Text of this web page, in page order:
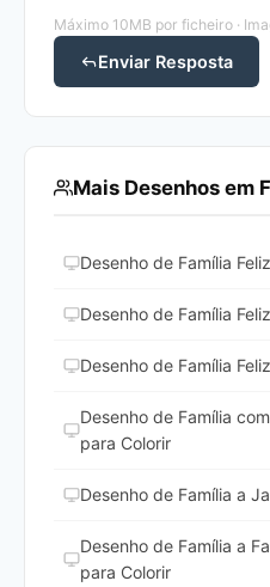
Máximo 10MB por ficheiro ·
Enviar Resposta
Mais Desenhos em
Desenho de Família
Desenho de Família
Desenho de Família
Desenho de Família
para Colorir
Desenho de Família a
Desenho de Família a
para Colorir